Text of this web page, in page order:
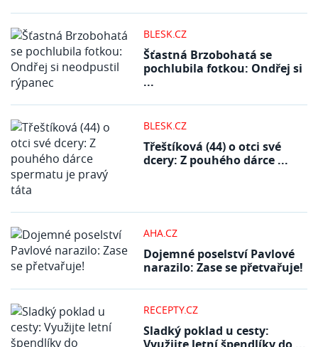
BLESK.CZ
Šťastná Brzobohatá se
pochlubila fotkou: Ondřej si
...
BLESK.CZ
Třeštíková (44) o otci své
dcery: Z pouhého dárce ...
AHA.CZ
Dojemné poselství Pavlové
narazilo: Zase se přetvařuje!
RECEPTY.CZ
Sladký poklad u cesty: